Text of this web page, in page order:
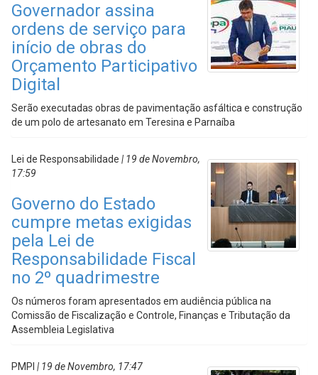
Governador assina
ordens de serviço para
início de obras do
Orçamento Participativo
Digital
Serão executadas obras de pavimentação asfáltica e construção
de um polo de artesanato em Teresina e Parnaíba
Lei de Responsabilidade | 19 de Novembro,
17:59
Governo do Estado
cumpre metas exigidas
pela Lei de
Responsabilidade Fiscal
no 2º quadrimestre
Os números foram apresentados em audiência pública na
Comissão de Fiscalização e Controle, Finanças e Tributação da
Assembleia Legislativa
PMPI | 19 de Novembro, 17:47